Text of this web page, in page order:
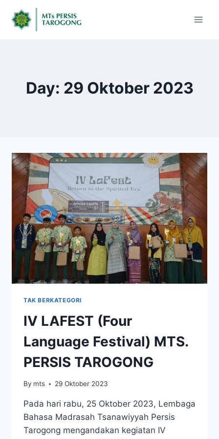
Day: 29 Oktober 2023
TAK BERKATEGORI
IV LAFEST (Four
Language Festival) MTS.
PERSIS TAROGONG
By mts 29 Oktober 2023
Pada hari rabu, 25 Oktober 2023, Lembaga
Bahasa Madrasah Tsanawiyyah Persis
Tarogong mengandakan kegiatan IV